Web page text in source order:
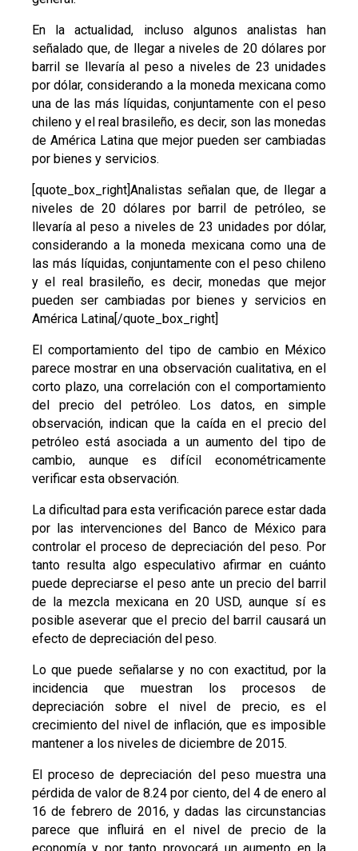
En la actualidad, incluso algunos analistas han
señalado que, de llegar a niveles de 20 dólares por
barril se llevaría al peso a niveles de 23 unidades
por dólar, considerando a la moneda mexicana como
una de las más líquidas, conjuntamente con el peso
chileno y el real brasileño, es decir, son las monedas
de América Latina que mejor pueden ser cambiadas
por bienes y servicios.
[quote_box_right]Analistas señalan que, de llegar a
niveles de 20 dólares por barril de petróleo, se
llevaría al peso a niveles de 23 unidades por dólar,
considerando a la moneda mexicana como una de
las más líquidas, conjuntamente con el peso chileno
y el real brasileño, es decir, monedas que mejor
pueden ser cambiadas por bienes y servicios en
América Latina[/quote_box_right]
El comportamiento del tipo de cambio en México
parece mostrar en una observación cualitativa, en el
corto plazo, una correlación con el comportamiento
del precio del petróleo. Los datos, en simple
observación, indican que la caída en el precio del
petróleo está asociada a un aumento del tipo de
cambio, aunque es difícil econométricamente
verificar esta observación.
La dificultad para esta verificación parece estar dada
por las intervenciones del Banco de México para
controlar el proceso de depreciación del peso. Por
tanto resulta algo especulativo afirmar en cuánto
puede depreciarse el peso ante un precio del barril
de la mezcla mexicana en 20 USD, aunque sí es
posible aseverar que el precio del barril causará un
efecto de depreciación del peso.
Lo que puede señalarse y no con exactitud, por la
incidencia que muestran los procesos de
depreciación sobre el nivel de precio, es el
crecimiento del nivel de inflación, que es imposible
mantener a los niveles de diciembre de 2015.
El proceso de depreciación del peso muestra una
pérdida de valor de 8.24 por ciento, del 4 de enero al
16 de febrero de 2016, y dadas las circunstancias
parece que influirá en el nivel de precio de la